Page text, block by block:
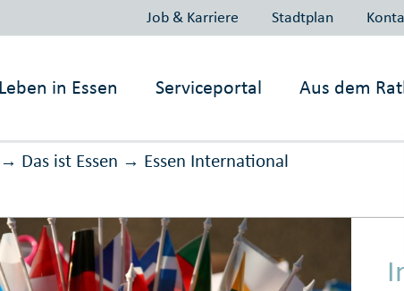
Job & Karriere Stadtplan
in Essen Serviceportal Aus dem
→ Das ist Essen → Essen International